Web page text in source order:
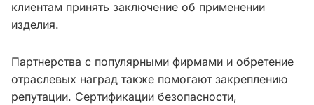
клиентам принять заключение об применении
изделия.
Партнерства с популярными фирмами и обретение
отраслевых наград также помогают закреплению
репутации. Сертификации безопасности,